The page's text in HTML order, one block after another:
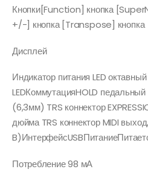
Кнопки[Function] кнопка
+/-] кнопка [Transpose] кнопка
Дисплей
Индикатор питания LED
LEDКоммутацияHOLD
(6,3мм) TRS коннектор
дюйма TRS коннектор MIDI
Потребление 98 мА